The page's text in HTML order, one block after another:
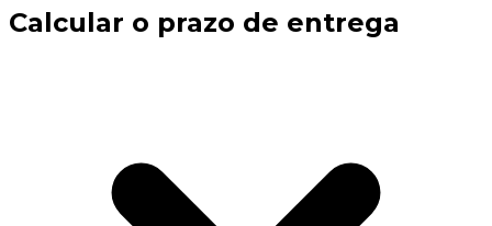
Calcular o prazo de entrega